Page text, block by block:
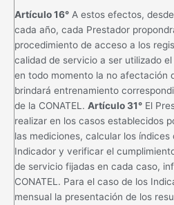
Artículo 16° A estos efectos,
cada año, cada Prestador
procedimiento de acceso a los
calidad de servicio a ser utilizado
en todo momento la no afectación
brindará entrenamiento
de la CONATEL. Artículo 31° El
realizar en los casos establecidos
las mediciones, calcular los
Indicador y verificar el
de servicio fijadas en cada caso,
CONATEL. Para el caso de los
mensual la presentación de los